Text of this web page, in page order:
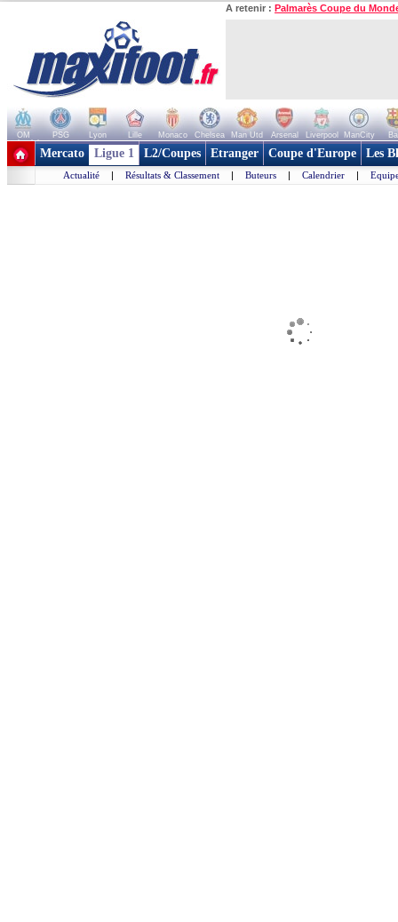
A retenir : Palmarès Coupe du
OM PSG Lyon Lille Monaco Chelsea Man Utd Arsenal Liverpool ManCity
+ de clubs
Mercato Ligue 1 L2/Coupes Etranger Coupe d'Europe Les
Actualité | Résultats & Classement | Buteurs | Calendrier |